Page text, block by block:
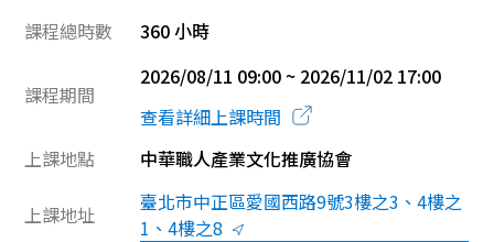
課程總時數
360 小時
課程期間
2026/08/11 09:00 ~ 2026/11/02 17:00
查看詳細上課時間
上課地點
中華職人產業文化推廣協會
上課地址
臺北市中正區愛國西路9號3樓之3、4樓之
1、4樓之8